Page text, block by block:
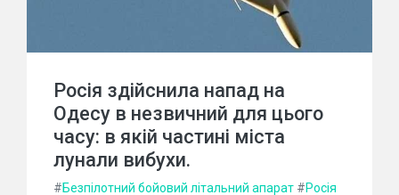
Росія здійснила напад на
Одесу в незвичний для цього
часу: в якій частині міста
лунали вибухи.
#Безпілотний бойовий літальний апарат #Росія